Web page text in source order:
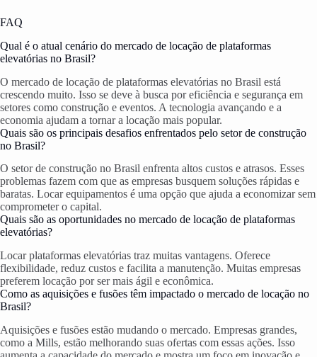
FAQ
Qual é o atual cenário do mercado de locação de plataformas
elevatórias no Brasil?
O mercado de locação de plataformas elevatórias no Brasil está
crescendo muito. Isso se deve à busca por eficiência e segurança em
setores como construção e eventos. A tecnologia avançando e a
economia ajudam a tornar a locação mais popular.
Quais são os principais desafios enfrentados pelo setor de construção
no Brasil?
O setor de construção no Brasil enfrenta altos custos e atrasos. Esses
problemas fazem com que as empresas busquem soluções rápidas e
baratas. Locar equipamentos é uma opção que ajuda a economizar sem
comprometer o capital.
Quais são as oportunidades no mercado de locação de plataformas
elevatórias?
Locar plataformas elevatórias traz muitas vantagens. Oferece
flexibilidade, reduz custos e facilita a manutenção. Muitas empresas
preferem locação por ser mais ágil e econômica.
Como as aquisições e fusões têm impactado o mercado de locação no
Brasil?
Aquisições e fusões estão mudando o mercado. Empresas grandes,
como a Mills, estão melhorando suas ofertas com essas ações. Isso